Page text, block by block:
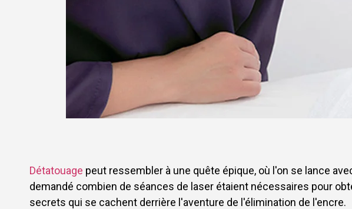
Détatouage peut ressembler à une quête épique, où l'on se lance
demandé combien de séances de laser étaient nécessaires pour
secrets qui se cachent derrière l'aventure de l'élimination de l'encre.